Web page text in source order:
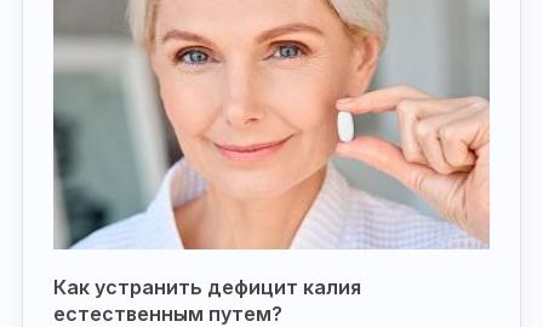
Как устранить дефицит калия
естественным путем?